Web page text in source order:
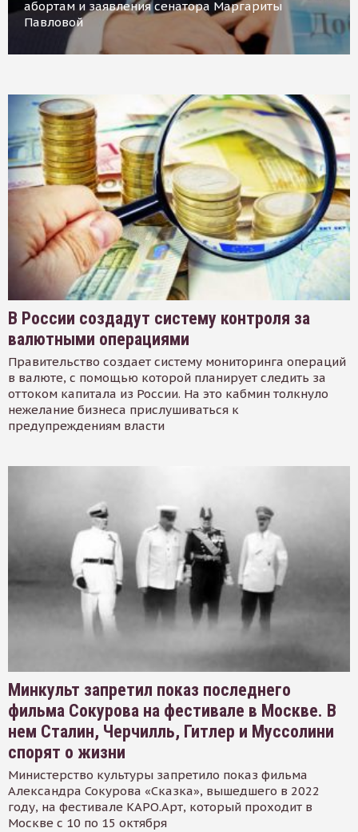
абортам и заявления сенатора Маргариты
Павловой
В России создадут систему контроля за
валютными операциями
Правительство создает систему мониторинга операций
в валюте, с помощью которой планирует следить за
оттоком капитала из России. На это кабмин толкнуло
нежелание бизнеса прислушиваться к
предупреждениям власти
Минкульт запретил показ последнего
фильма Сокурова на фестивале в Москве. В
нем Сталин, Черчилль, Гитлер и Муссолини
спорят о жизни
Министерство культуры запретило показ фильма
Александра Сокурова «Сказка», вышедшего в 2022
году, на фестивале КАРО.Арт, который проходит в
Москве с 10 по 15 октября